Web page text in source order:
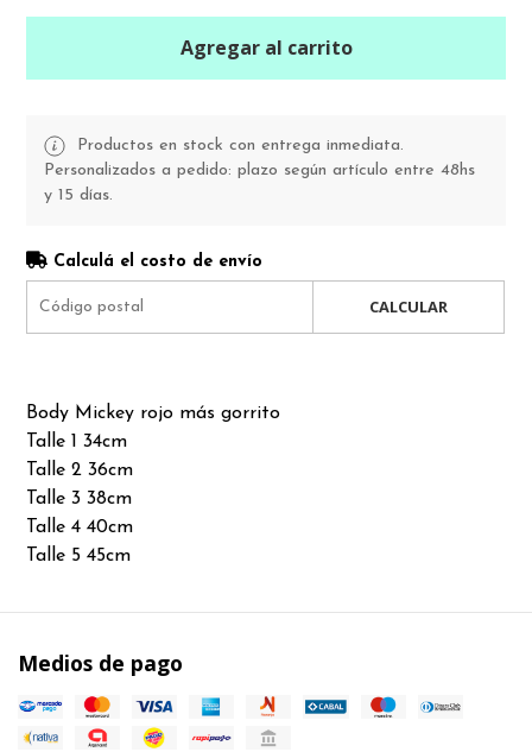
Agregar al carrito
Productos en stock con entrega inmediata.
Personalizados a pedido: plazo según artículo entre 48hs
y 15 días.
Calculá el costo de envío
CALCULAR
Body Mickey rojo más gorrito
Talle 1 34cm
Talle 2 36cm
Talle 3 38cm
Talle 4 40cm
Talle 5 45cm
Medios de pago